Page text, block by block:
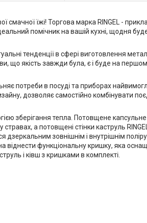
смачної їжі! Торгова марка RINGEL -
помічник на вашій кухні, щодня
тенденції в сфері виготовлення
що якість завжди була, є і буде на
потреби в посуді та приборах
дозволяє самостійно комбінувати
зберігання тепла. Потовщене
а потовщені стінки каструль
дзеркальним зовнішнім і внутрішнім
функціональну кришку, яка
і ківш з кришками в комплекті.